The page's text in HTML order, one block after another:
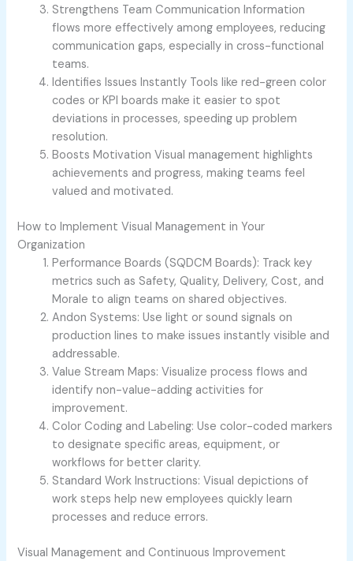
Strengthens Team Communication Information
flows more effectively among employees, reducing
communication gaps, especially in cross-functional
teams.
Identifies Issues Instantly Tools like red-green color
codes or KPI boards make it easier to spot
deviations in processes, speeding up problem
resolution.
Boosts Motivation Visual management highlights
achievements and progress, making teams feel
valued and motivated.
How to Implement Visual Management in Your
Organization
Performance Boards (SQDCM Boards): Track key
metrics such as Safety, Quality, Delivery, Cost, and
Morale to align teams on shared objectives.
Andon Systems: Use light or sound signals on
production lines to make issues instantly visible and
addressable.
Value Stream Maps: Visualize process flows and
identify non-value-adding activities for
improvement.
Color Coding and Labeling: Use color-coded markers
to designate specific areas, equipment, or
workflows for better clarity.
Standard Work Instructions: Visual depictions of
work steps help new employees quickly learn
processes and reduce errors.
Visual Management and Continuous Improvement